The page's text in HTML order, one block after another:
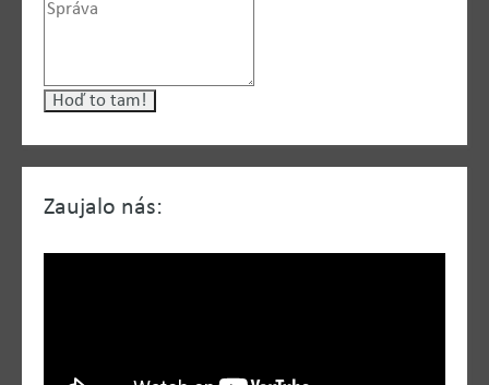
Zaujalo nás: